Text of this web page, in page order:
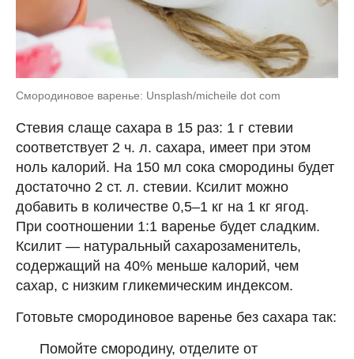
Смородиновое варенье: Unsplash/micheile dot com
Стевия слаще сахара в 15 раз: 1 г стевии
соответствует 2 ч. л. сахара, имеет при этом
ноль калорий. На 150 мл сока смородины будет
достаточно 2 ст. л. стевии. Ксилит можно
добавить в количестве 0,5–1 кг на 1 кг ягод.
При соотношении 1:1 варенье будет сладким.
Ксилит — натуральный сахарозаменитель,
содержащий на 40% меньше калорий, чем
сахар, с низким гликемическим индексом.
Готовьте смородиновое варенье без сахара так:
Помойте смородину, отделите от